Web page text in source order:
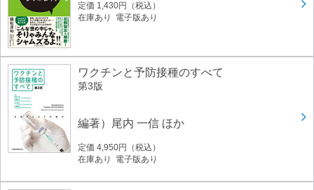
定価 1,430円（税込）
在庫あり 電子版あり
ワクチンと予防接種のすべて
第3版
編著）尾内 一信 ほか
定価 4,950円（税込）
在庫あり 電子版あり